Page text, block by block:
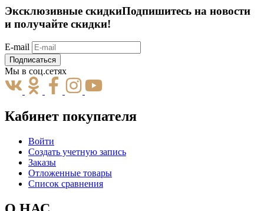
Эксклюзивные скидкиПодпишитесь на новости
и получайте скидки!
E-mail
Подписаться
Мы в соц.сетях
Кабинет покупателя
Войти
Создать учетную запись
Заказы
Отложенные товары
Список сравнения